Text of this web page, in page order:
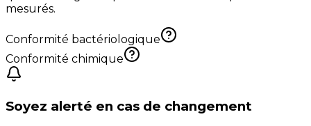
mesurés.
Conformité bactériologique
Conformité chimique
Soyez alerté en cas de changement